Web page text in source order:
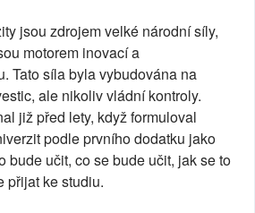
jsou zdrojem velké národní síly,
motorem inovací a
Tato síla byla vybudována na
ale nikoliv vládní kontroly.
již před lety, když formuloval
podle prvního dodatku jako
bude učit, co se bude učit, jak se to
přijat ke studiu.